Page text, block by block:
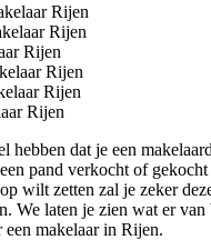
Rijen
Rijen
Rijen
Rijen
Rijen
Rijen
hebben dat je een
pand verkocht of
wilt zetten zal je zeker
We laten je zien wat er
een makelaar in Rijen.